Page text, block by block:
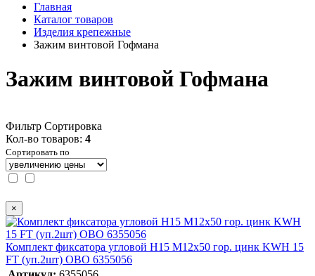
Главная
Каталог товаров
Изделия крепежные
Зажим винтовой Гофмана
Зажим винтовой Гофмана
Фильтр Сортировка
Кол-во товаров: 4
Сортировать по
×
Комплект фиксатора угловой H15 M12х50 гор. цинк KWH 15
FT (уп.2шт) OBO 6355056